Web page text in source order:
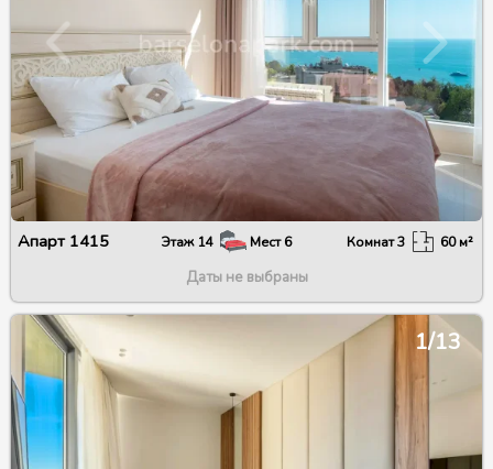
Апарт 1415 Этаж 14 Мест6 Комнат3 60м²
Даты не выбраны
1/13